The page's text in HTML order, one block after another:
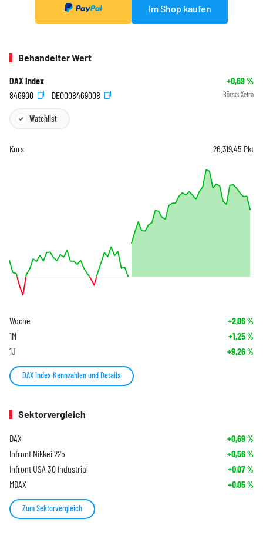
Im Shop kaufen
Behandelter Wert
DAX Index +0,69%
846900
DE0008469008 Börse: Xetra
Watchlist
Kurs 26.319,45 Pkt
Woche +2,06%
1M +1,25%
1J +9,26%
DAX Index Kennzahlen und Details
Sektorvergleich
DAX +0,69%
Infront Nikkei 225 +0,56%
Infront USA 30 Industrial +0,07%
MDAX +0,05%
Zum Sektorvergleich